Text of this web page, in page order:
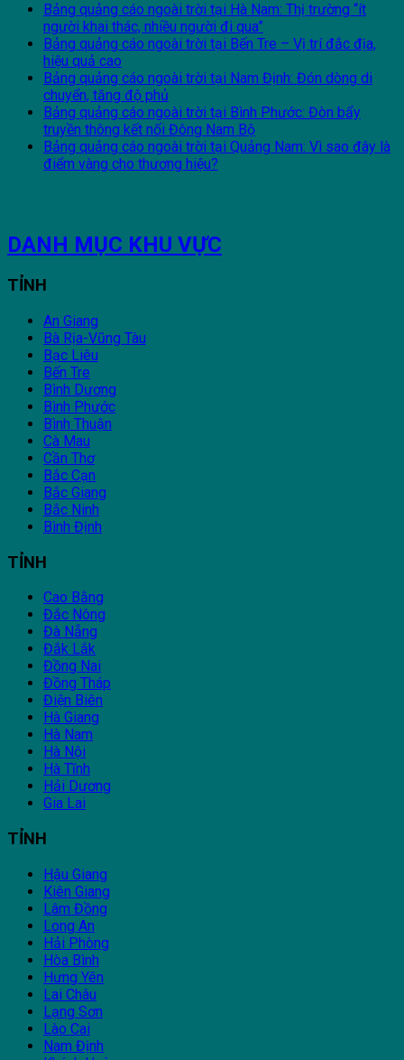
Bảng quảng cáo ngoài trời tại Hà Nam: Thị trường “ít
người khai thác, nhiều người đi qua”
Bảng quảng cáo ngoài trời tại Bến Tre – Vị trí đắc địa,
hiệu quả cao
Bảng quảng cáo ngoài trời tại Nam Định: Đón dòng di
chuyển, tăng độ phủ
Bảng quảng cáo ngoài trời tại Bình Phước: Đòn bẩy
truyền thông kết nối Đông Nam Bộ
Bảng quảng cáo ngoài trời tại Quảng Nam: Vì sao đây là
điểm vàng cho thương hiệu?
DANH MỤC KHU VỰC
TỈNH
An Giang
Bà Rịa-Vũng Tàu
Bạc Liêu
Bến Tre
Bình Dương
Bình Phước
Bình Thuận
Cà Mau
Cần Thơ
Bắc Cạn
Bắc Giang
Bắc Ninh
Bình Định
TỈNH
Cao Bằng
Đắc Nông
Đà Nẵng
Đắk Lắk
Đồng Nai
Đồng Tháp
Điện Biên
Hà Giang
Hà Nam
Hà Nội
Hà Tĩnh
Hải Dương
Gia Lai
TỈNH
Hậu Giang
Kiên Giang
Lâm Đồng
Long An
Hải Phòng
Hòa Bình
Hưng Yên
Lai Châu
Lạng Sơn
Lào Cai
Nam Định